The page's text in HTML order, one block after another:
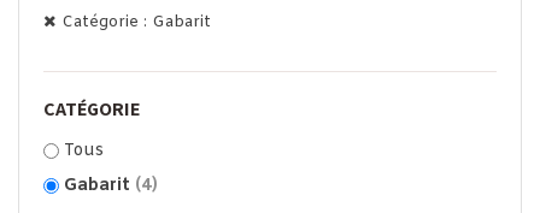
Catégorie : Gabarit
CATÉGORIE
Tous
Gabarit (4)